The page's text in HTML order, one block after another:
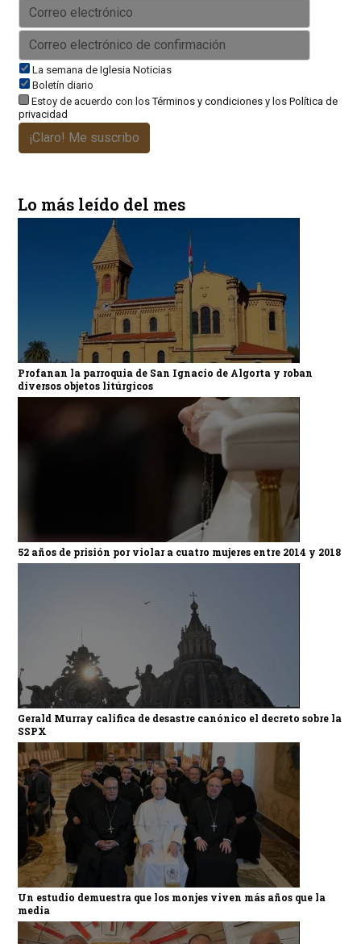
La semana de Iglesia Noticias
Boletín diario
Estoy de acuerdo con losTérminos y condicionesy los Política de
privacidad
¡Claro! Me suscribo
Lo más leído del mes
Profanan la parroquia de San Ignacio de Algorta y roban
diversos objetos litúrgicos
52 años de prisión por violar a cuatro mujeres entre 2014 y 2018
Gerald Murray califica de desastre canónico el decreto sobre la
SSPX
Un estudio demuestra que los monjes viven más años que la
media